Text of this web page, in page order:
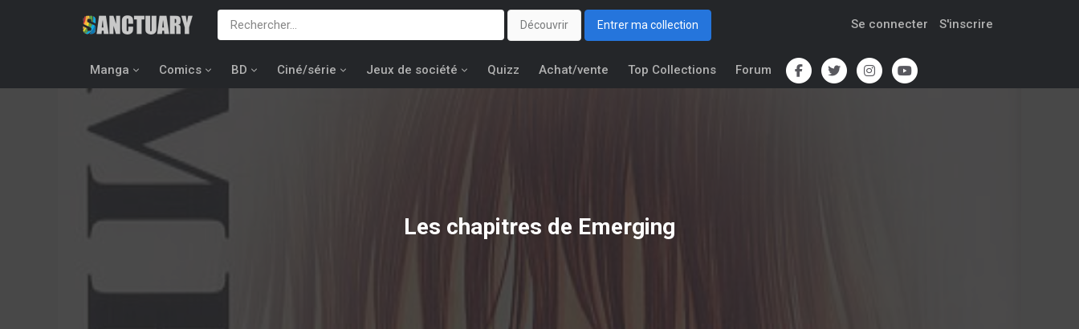
Découvrir Entrer ma collection Se connecter S'inscrire
Manga Comics BD Ciné/série Jeux de société Quizz Achat/vente Top Collections Forum
Les chapitres de Emerging